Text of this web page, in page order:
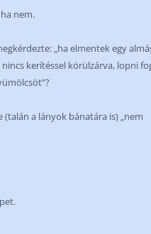
nem.
„ha elmentek egy
kerítéssel körülzárva, lopni
(talán a lányok bánatára is) „nem